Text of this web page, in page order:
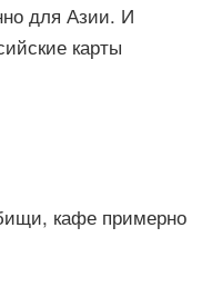
для Азии. И
карты
кафе примерно